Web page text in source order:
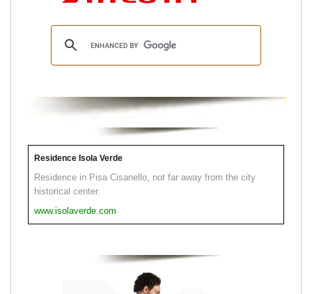
Residence Isola Verde
Residence in Pisa Cisanello, not far away from the city
historical center.
www.isolaverde.com